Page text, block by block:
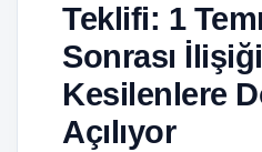
Teklifi: 1
Sonrası İlişiği
Kesilenlere
Açılıyor